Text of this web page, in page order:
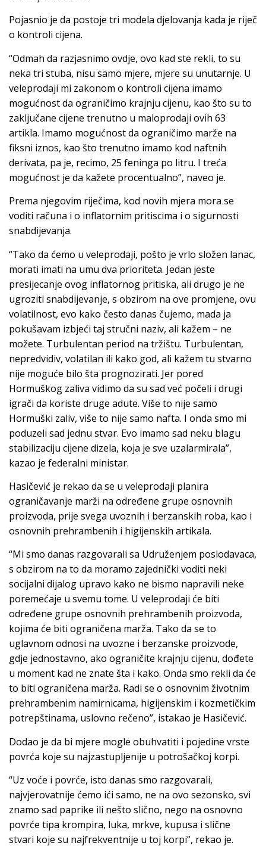
Pojasnio je da postoje tri modela djelovanja kada je riječ
o kontroli cijena.
“Odmah da razjasnimo ovdje, ovo kad ste rekli, to su
neka tri stuba, nisu samo mjere, mjere su unutarnje. U
veleprodaji mi zakonom o kontroli cijena imamo
mogućnost da ograničimo krajnju cijenu, kao što su to
zaključane cijene trenutno u maloprodaji ovih 63
artikla. Imamo mogućnost da ograničimo marže na
fiksni iznos, kao što trenutno imamo kod naftnih
derivata, pa je, recimo, 25 feninga po litru. I treća
mogućnost je da kažete procentualno”, naveo je.
Prema njegovim riječima, kod novih mjera mora se
voditi računa i o inflatornim pritiscima i o sigurnosti
snabdijevanja.
“Tako da ćemo u veleprodaji, pošto je vrlo složen lanac,
morati imati na umu dva prioriteta. Jedan jeste
presijecanje ovog inflatornog pritiska, ali drugo je ne
ugroziti snabdijevanje, s obzirom na ove promjene, ovu
volatilnost, evo kako često danas čujemo, mada ja
pokušavam izbjeći taj stručni naziv, ali kažem – ne
možete. Turbulentan period na tržištu. Turbulentan,
nepredvidiv, volatilan ili kako god, ali kažem tu stvarno
nije moguće bilo šta prognozirati. Jer pored
Hormuškog zaliva vidimo da su sad već počeli i drugi
igrači da koriste druge adute. Više to nije samo
Hormuški zaliv, više to nije samo nafta. I onda smo mi
poduzeli sad jednu stvar. Evo imamo sad neku blagu
stabilizaciju cijene dizela, koja je sve uzalarmirala”,
kazao je federalni ministar.
Hasičević je rekao da se u veleprodaji planira
ograničavanje marži na određene grupe osnovnih
proizvoda, prije svega uvoznih i berzanskih roba, kao i
osnovnih prehrambenih i higijenskih artikala.
“Mi smo danas razgovarali sa Udruženjem poslodavaca,
s obzirom na to da moramo zajednički voditi neki
socijalni dijalog upravo kako ne bismo napravili neke
poremećaje u svemu tome. U veleprodaji će biti
određene grupe osnovnih prehrambenih proizvoda,
kojima će biti ograničena marža. Tako da se to
uglavnom odnosi na uvozne i berzanske proizvode,
gdje jednostavno, ako ograničite krajnju cijenu, dođete
u moment kad ne znate šta i kako. Onda smo rekli da će
to biti ograničena marža. Radi se o osnovnim životnim
prehrambenim namirnicama, higijenskim i kozmetičkim
potrepštinama, uslovno rečeno”, istakao je Hasičević.
Dodao je da bi mjere mogle obuhvatiti i pojedine vrste
povrća koje su najzastupljenije u potrošačkoj korpi.
“Uz voće i povrće, isto danas smo razgovarali,
najvjerovatnije ćemo ići samo, ne na ovo sezonsko, svi
znamo sad paprike ili nešto slično, nego na osnovno
povrće tipa krompira, luka, mrkve, kupusa i slične
stvari koje su najfrekventnije u toj korpi”, rekao je.